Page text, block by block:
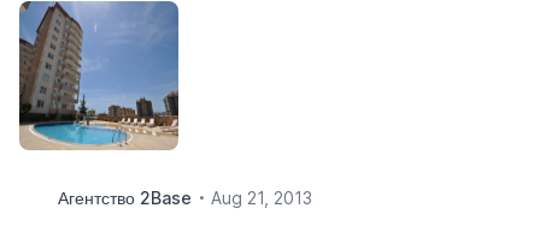
Агентство 2Base Aug 21, 2013